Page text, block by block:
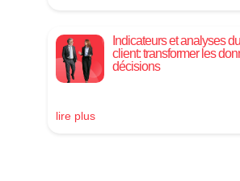
Indicateurs et analyses
client: transformer les
décisions
lire plus